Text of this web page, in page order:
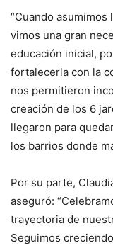
“Cuando
vimos una gran
educación inicial,
fortalecerla con la
nos permitieron
creación de los 6
llegaron para
los barrios donde
Por su parte,
aseguró:
trayectoria de
Seguimos